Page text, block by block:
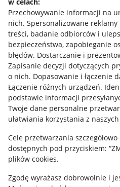
Przechowywanie informacji na
nich. Spersonalizowane
treści, badanie odbiorców i
bezpieczeństwa, zapobieganie
błędów. Dostarczanie i
Zapisanie decyzji dotyczących
o nich. Dopasowanie i łączenie
Łączenie różnych urządzeń.
podstawie informacji
Twoje dane personalne
ułatwiania korzystania z
Cele przetwarzania
dostępnych pod przyciskiem:
plików cookies.
Zgodę wyrażasz dobrowolnie i
Allegro Gadane dla sprzedających
Allegro Gadane dla kupujących
Mapa miejscowości
Informacje prawne
Regulamin
Polityka plików "cookies"
Ustawienia plików "cookies"
Udostępnianie lokalizacji
Informacje dla Aktu o Usługach
Pobierz aplikację